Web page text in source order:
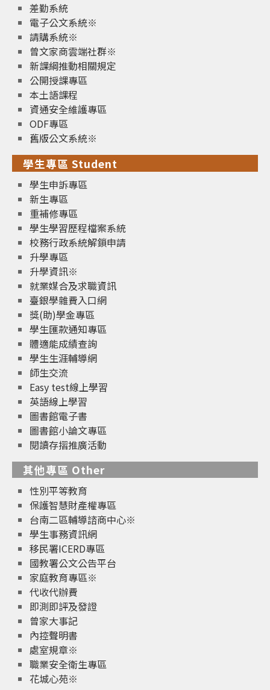
差勤系統
電子公文系統※
請購系統※
曾文家商雲端社群※
新課綱推動相關規定
公開授課專區
本土語課程
資通安全維護專區
ODF專區
舊版公文系統※
學生專區 Student
學生申訴專區
新生專區
重補修專區
學生學習歷程檔案系統
校務行政系統解鎖申請
升學專區
升學資訊※
就業媒合及求職資訊
臺銀學雜費入口網
獎(助)學金專區
學生匯款通知專區
體適能成績查詢
學生生涯輔導網
師生交流
Easy test線上學習
英語線上學習
圖書館電子書
圖書館小論文專區
閱讀存摺推廣活動
其他專區 Other
性別平等教育
保護智慧財產權專區
台南二區輔導諮商中心※
學生事務資訊網
移民署ICERD專區
國教署公文公告平台
家庭教育專區※
代收代辦費
即測即評及發證
曾家大事記
內控聲明書
處室規章※
職業安全衛生專區
花城心苑※